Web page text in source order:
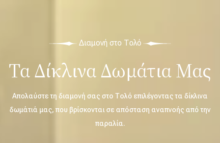
Διαμονή στο Τολό
Τα Δίκλινα Δωμάτια Μας
Απολαύστε τη διαμονή σας στο Τολό επιλέγοντας τα δίκλινα
δωμάτιά μας, που βρίσκονται σε απόσταση αναπνοής από την
παραλία.